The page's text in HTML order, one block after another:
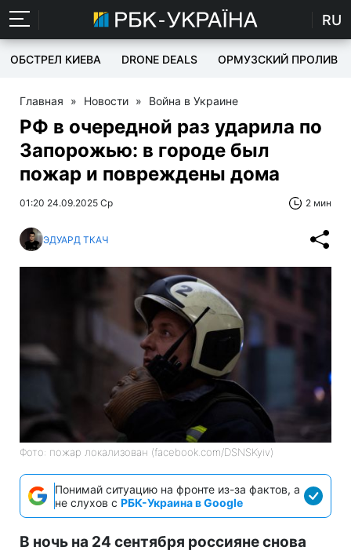
RU
ОБСТРЕЛ КИЕВА DRONE DEALS ОРМУЗСКИЙ ПРОЛИВ
Главная » Новости » Война в Украине
РФ в очередной раз ударила по
Запорожью: в городе был
пожар и повреждены дома
01:20 24.09.2025 Ср 2 мин
ЭДУАРД ТКАЧ
Фото: пожар локализован (facebook.com/DSNSKyiv)
Понимай ситуацию на фронте из-за фактов, а
не слухов с РБК-Украина в Google
В ночь на 24 сентября россияне снова